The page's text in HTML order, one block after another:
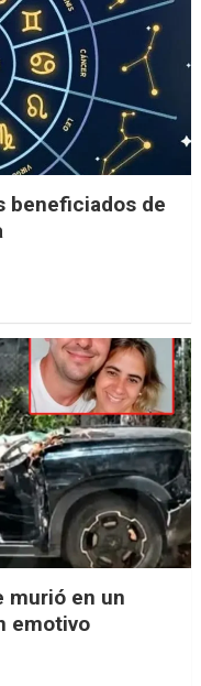
beneficiados de
murió en un
emotivo